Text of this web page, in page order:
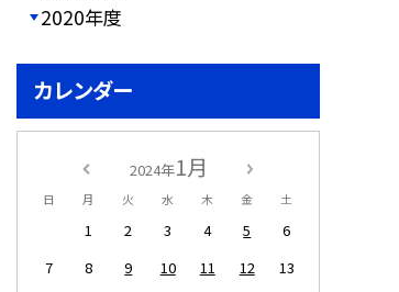
2020年度
カレンダー
2024年1月
日 月 火 水 木 金 土
1 2 3 4 5
6
7
8 9 10 11 12
13